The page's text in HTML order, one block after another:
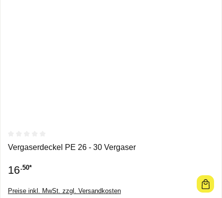
Durchschnittliche Bewertung von 0 von 5 Sternen
Vergaserdeckel PE 26 - 30 Vergaser
16.50*
Preise inkl. MwSt. zzgl. Versandkosten